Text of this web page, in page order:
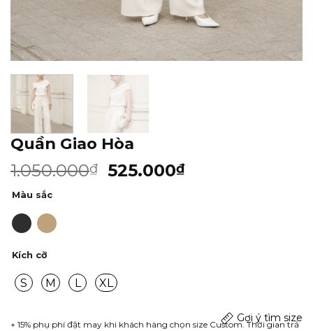
Quần Giao Hòa
1.050.000₫ 525.000₫
Màu sắc
Kích cỡ
S M L XL
+ 15% phụ phí đặt may khi khách hàng chọn size Custom. Thời gian trả
Gợi ý tìm size